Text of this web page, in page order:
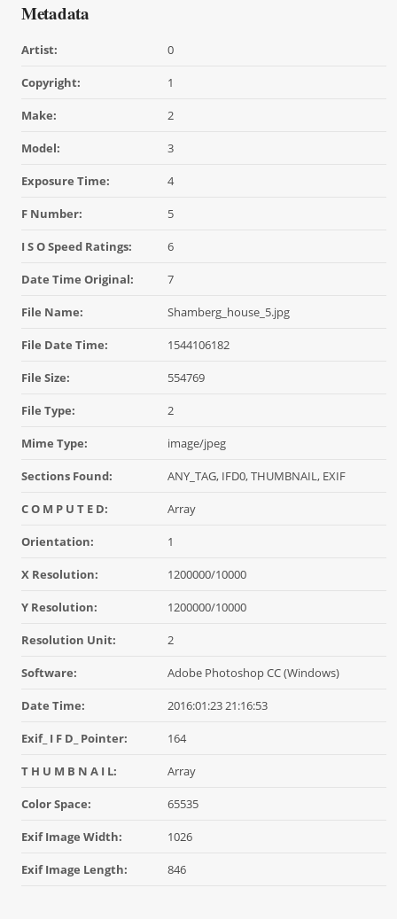
Metadata
Artist: 0
Copyright: 1
Make: 2
Model: 3
Exposure Time: 4
F Number: 5
I S O Speed Ratings: 6
Date Time Original: 7
File Name: Shamberg_house_5.jpg
File Date Time: 1544106182
File Size: 554769
File Type: 2
Mime Type: image/jpeg
Sections Found: ANY_TAG, IFD0, THUMBNAIL, EXIF
C O M P U T E D: Array
Orientation: 1
X Resolution: 1200000/10000
Y Resolution: 1200000/10000
Resolution Unit: 2
Software: Adobe Photoshop CC (Windows)
Date Time: 2016:01:23 21:16:53
Exif_ I F D_ Pointer: 164
T H U M B N A I L: Array
Color Space: 65535
Exif Image Width: 1026
Exif Image Length: 846